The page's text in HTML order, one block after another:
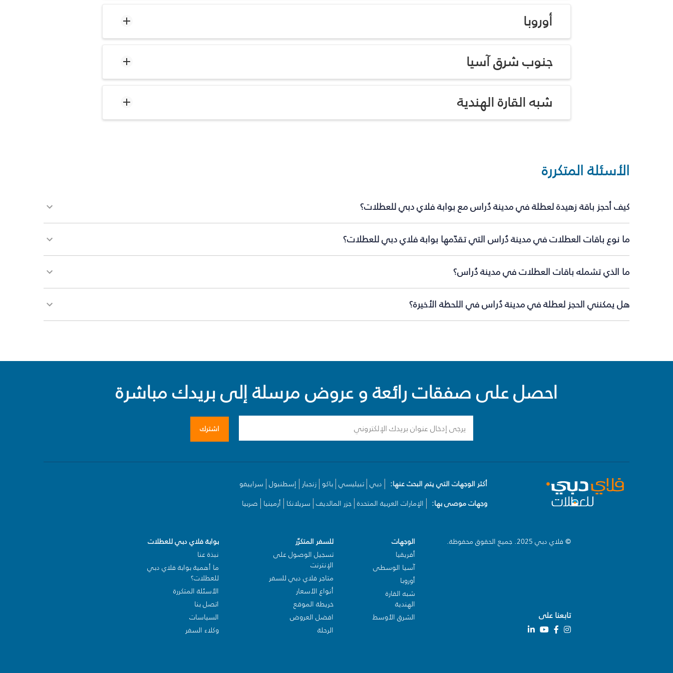
أوروبا
جنوب شرق آسيا
شبه القارة الهندية
الأسئلة المتكررة
كيف أحجز باقة زهيدة لعطلة في مدينة دُراس مع بوابة فلاي دبي للعطلات؟
ما نوع باقات العطلات في مدينة دُراس التي تقدّمها بوابة فلاي دبي للعطلات؟
ما الذي تشمله باقات العطلات في مدينة دُراس؟
هل يمكنني الحجز لعطلة في مدينة دُراس في اللحظة الأخيرة؟
احصل على صفقات رائعة و عروض مرسلة إلى بريدك مباشرة
اشترك
أكثر الوجهات التي يتم البحث عنها: دبي تبيليسي باكو زنجبار إسطنبول سراييفو
وجهات موصى بها:
الإمارات العربية المتحدة جزر المالديف سريلانكا أرمينيا صربيا
© فلاي دبي 2025. جميع الحقوق محفوظة.
تابعنا على
الوجهات
أفريقيا
آسيا الوسطى
أوروبا
شبه القارة
الهندية
الشرق الأوسط
للسفر المتكرّر
تسجيل الوصول على
الإنترنت
متاجر فلاي دبي للسفر
أنواع الأسعار
خريطة الموقع
افضل العروض
الرحلة
بوابة فلاي دبي للعطلات
نبذة عنا
ما أهمية بوابة فلاي دبي
للعطلات؟
الأسئلة المتكررة
اتصل بنا
السياسات
وكلاء السفر